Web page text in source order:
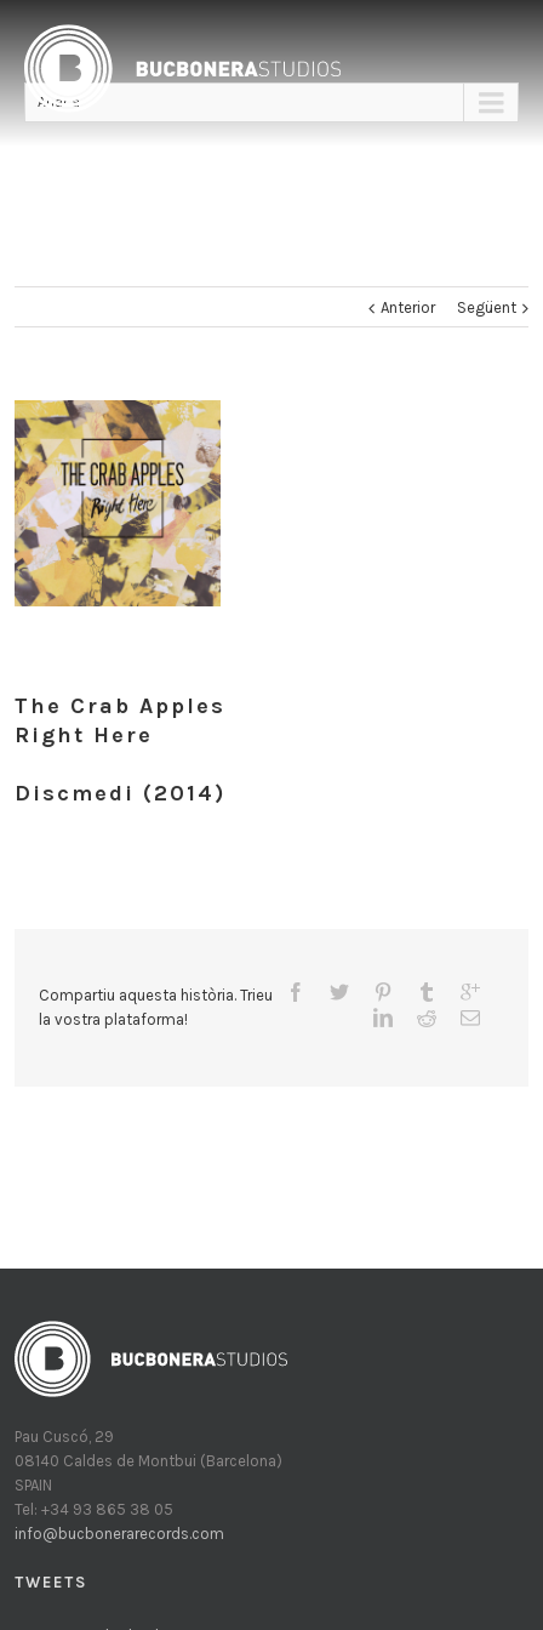
Anar a
Anterior Següent
The Crab Apples
Right Here
Discmedi (2014)
Compartiu aquesta història. Trieu
la vostra plataforma!
Pau Cuscó, 29
08140 Caldes de Montbui (Barcelona)
SPAIN
Tel: +34 93 865 38 05
info@bucbonerarecords.com
TWEETS